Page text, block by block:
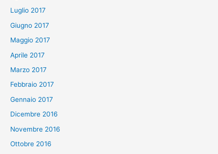
Luglio 2017
Giugno 2017
Maggio 2017
Aprile 2017
Marzo 2017
Febbraio 2017
Gennaio 2017
Dicembre 2016
Novembre 2016
Ottobre 2016